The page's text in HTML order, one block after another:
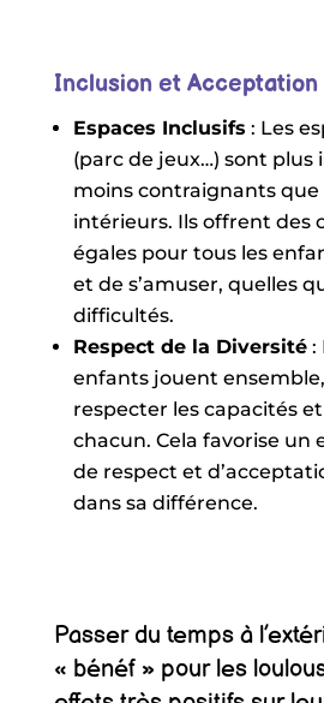
Inclusion et Acceptation
Espaces Inclusifs : Les
(parc de jeux…) sont plus
moins contraignants que
intérieurs. Ils offrent des
égales pour tous les
et de s’amuser, quelles
difficultés.
Respect de la Diversité:
enfants jouent
respecter les capacités
chacun. Cela favorise un
de respect et
dans sa différence.
Passer du temps à
« bénéf » pour les